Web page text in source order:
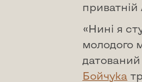
приватній
«Нині я
молодого
датований
Бойчука